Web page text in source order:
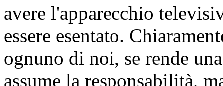
avere l'apparecchio
essere esentato.
ognuno di noi, se rende
assume la responsabilità,